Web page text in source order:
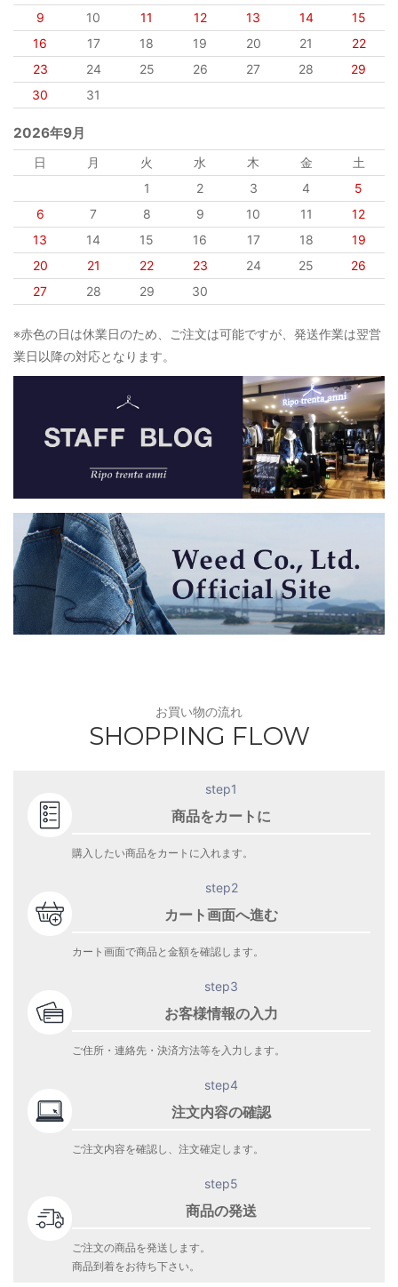
9
10 11 12 13 14
15
16
17 18 19 20 21
22
23
24 25 26 27 28
29
30
31
2026年9月
日 月 火 水 木 金
土
1
2 3 4
5
6
7 8 9 10 11
12
13
14 15 16 17 18
19
20
21 22 23 24 25
26
27
28 29 30
※赤色の日は休業日のため、ご注文は可能ですが、発送作業は翌営
業日以降の対応となります。
お買い物の流れ
SHOPPING FLOW
step1
商品をカートに
購入したい商品をカートに入れます。
step2
カート画面へ進む
カート画面で商品と金額を確認します。
step3
お客様情報の入力
ご住所・連絡先・決済方法等を入力します。
step4
注文内容の確認
ご注文内容を確認し、注文確定します。
step5
商品の発送
ご注文の商品を発送します。
商品到着をお待ち下さい。